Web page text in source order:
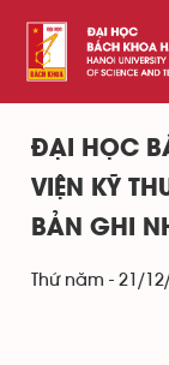
ĐẠI HỌC
VIỆN KỸ
BẢN GHI
Thứ năm - 21/